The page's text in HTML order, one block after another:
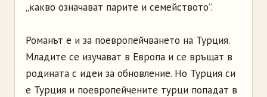
„какво означават парите и семейството”.
Романът е и за поевропейчването на Турция.
Младите се изучават в Европа и се връщат в
родината с идеи за обновление. Но Турция си
е Турция и поевропейчените турци попадат в